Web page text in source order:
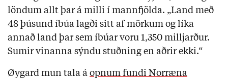
löndum allt þar á milli í mannfjölda. „Land með
48 þúsund íbúa lagði sitt af mörkum og líka
annað land þar sem íbúar voru 1,350 milljarður.
Sumir vinanna sýndu stuðning en aðrir ekki.“
Øygard mun tala á opnum fundi Norræna